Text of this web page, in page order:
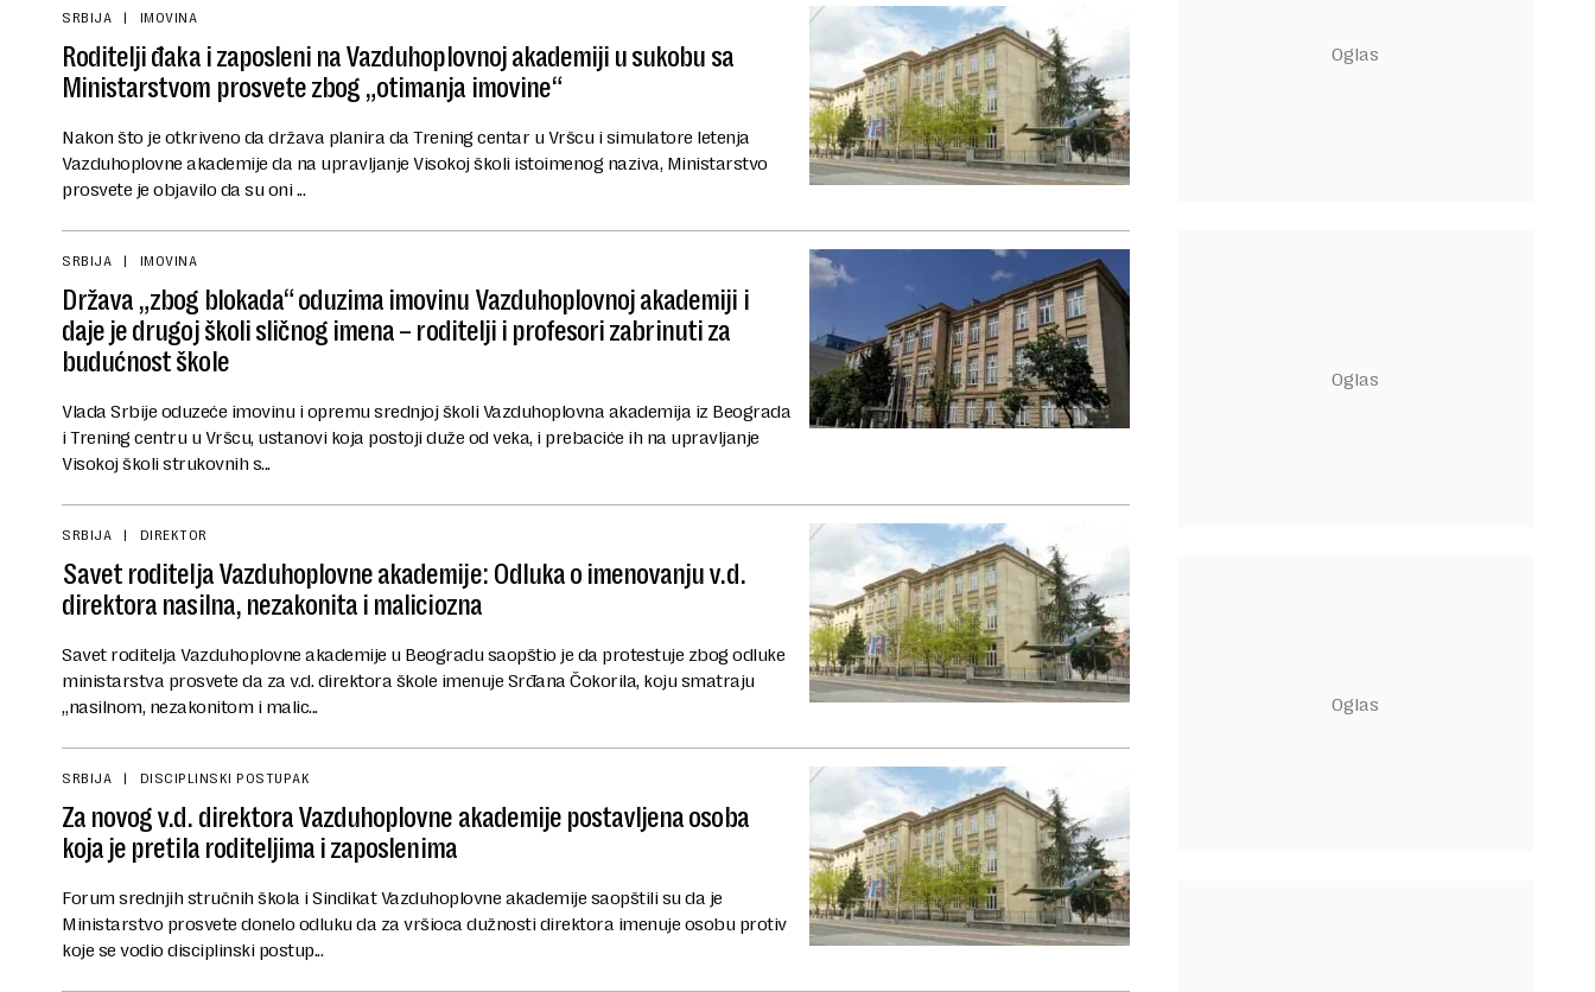
SRBIJA IMOVINA
Roditelji đaka i zaposleni na Vazduhoplovnoj akademiji u sukobu sa
Ministarstvom prosvete zbog „otimanja imovine“
Nakon što je otkriveno da država planira da Trening centar u Vršcu i simulatore letenja
Vazduhoplovne akademije da na upravljanje Visokoj školi istoimenog naziva, Ministarstvo
prosvete je objavilo da su oni ...
SRBIJA IMOVINA
Država „zbog blokada“ oduzima imovinu Vazduhoplovnoj akademiji i
daje je drugoj školi sličnog imena – roditelji i profesori zabrinuti za
budućnost škole
Vlada Srbije oduzeće imovinu i opremu srednjoj školi Vazduhoplovna akademija iz Beograda
i Trening centru u Vršcu, ustanovi koja postoji duže od veka, i prebaciće ih na upravljanje
Visokoj školi strukovnih s...
SRBIJA DIREKTOR
Savet roditelja Vazduhoplovne akademije: Odluka o imenovanju v.d.
direktora nasilna, nezakonita i maliciozna
Savet roditelja Vazduhoplovne akademije u Beogradu saopštio je da protestuje zbog odluke
ministarstva prosvete da za v.d. direktora škole imenuje Srđana Čokorila, koju smatraju
„nasilnom, nezakonitom i malic...
SRBIJA DISCIPLINSKI POSTUPAK
Za novog v.d. direktora Vazduhoplovne akademije postavljena osoba
koja je pretila roditeljima i zaposlenima
Forum srednjih stručnih škola i Sindikat Vazduhoplovne akademije saopštili su da je
Ministarstvo prosvete donelo odluku da za vršioca dužnosti direktora imenuje osobu protiv
koje se vodio disciplinski postup...